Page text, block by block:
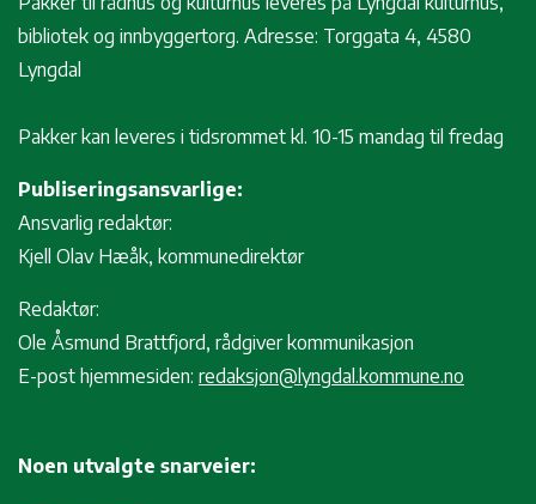
bibliotek og innbyggertorg. Adresse: Torggata 4, 4580
Lyngdal
Pakker kan leveres i tidsrommet kl. 10-15 mandag til fredag
Publiseringsansvarlige:
Ansvarlig redaktør:
Kjell Olav Hæåk, kommunedirektør
Redaktør:
Ole Åsmund Brattfjord, rådgiver kommunikasjon
E-post hjemmesiden: redaksjon@lyngdal.kommune.no
Noen utvalgte snarveier: